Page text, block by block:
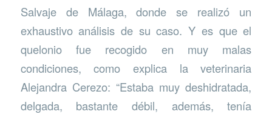
Salvaje de Málaga, donde se realizó un
exhaustivo análisis de su caso. Y es que el
quelonio fue recogido en muy malas
condiciones, como explica la veterinaria
Alejandra Cerezo: “Estaba muy deshidratada,
delgada, bastante débil, además, tenía